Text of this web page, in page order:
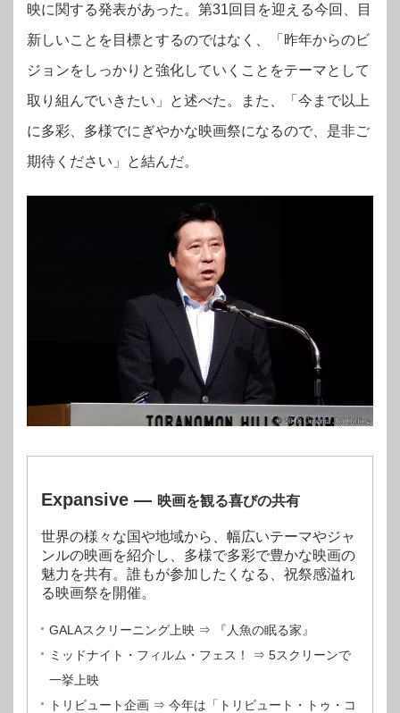
映に関する発表があった。 第31回目を迎える今回、目
新しいことを目標とするのではなく、「昨年からのビ
ジョンをしっかりと強化していくことをテーマとして
取り組んでいきたい」と述べた。また、「今まで以上
に多彩、多様でにぎやかな映画祭になるので、是非ご
期待ください」と結んだ。
Expansive ― 映画を観る喜びの共有
世界の様々な国や地域から、幅広いテーマやジャ
ンルの映画を紹介し、多様で多彩で豊かな映画の
魅力を共有。誰もが参加したくなる、祝祭感溢れ
る映画祭を開催。
GALAスクリーニング上映 ⇒ 『人魚の眠る家』
ミッドナイト・フィルム・フェス！ ⇒ 5スクリーンで
一挙上映
トリビュート企画 ⇒ 今年は「トリビュート・トゥ・コ